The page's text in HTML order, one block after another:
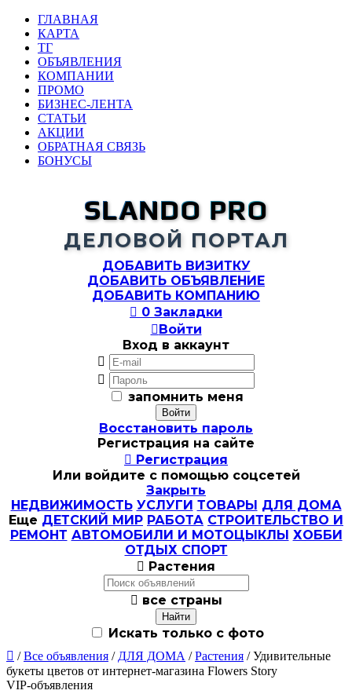
ГЛАВНАЯ
КАРТА
ТГ
ОБЪЯВЛЕНИЯ
КОМПАНИИ
ПРОМО
БИЗНЕС-ЛЕНТА
СТАТЬИ
АКЦИИ
ОБРАТНАЯ СВЯЗЬ
БОНУСЫ
SLANDO PRO
ДЕЛОВОЙ ПОРТАЛ
ДОБАВИТЬ ВИЗИТКУ
ДОБАВИТЬ ОБЪЯВЛЕНИЕ
ДОБАВИТЬ КОМПАНИЮ
 0 Закладки
Войти
Вход в аккаунт


запомнить меня
Восстановить пароль
Регистрация на сайте
 Регистрация
Или войдите с помощью соцсетей
Закрыть
НЕДВИЖИМОСТЬ УСЛУГИ ТОВАРЫ ДЛЯ ДОМА
Еще ДЕТСКИЙ МИР РАБОТА СТРОИТЕЛЬСТВО И
РЕМОНТ АВТОМОБИЛИ И МОТОЦЫКЛЫ ХОББИ
ОТДЫХ СПОРТ
 Растения
 все страны
Искать только с фото
 /Все объявления / ДЛЯ ДОМА /Растения / Удивительные
букеты цветов от интернет-магазина Flowers Story
VIP-объявления